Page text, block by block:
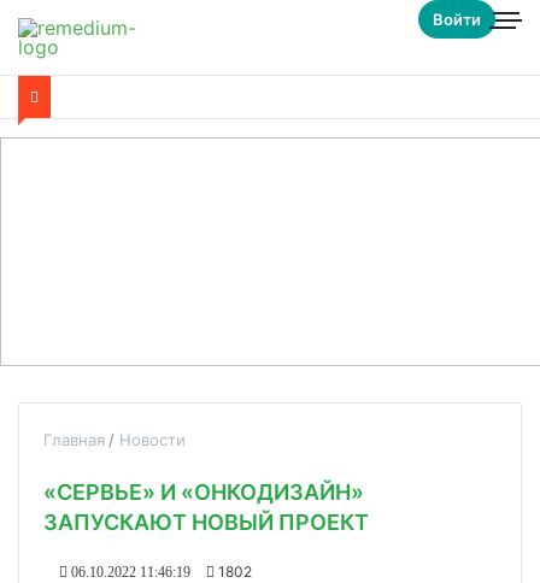
Войти
Главная Новости
«СЕРВЬЕ» И «ОНКОДИЗАЙН»
ЗАПУСКАЮТ НОВЫЙ ПРОЕКТ
06.10.2022 11:46:19 1802